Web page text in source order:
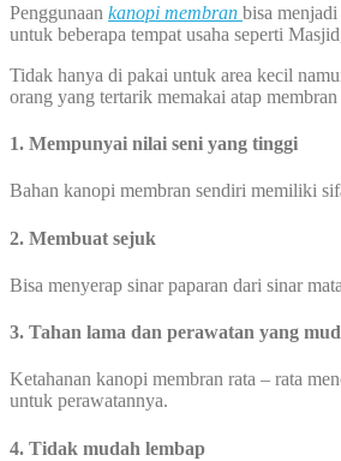
Penggunaan kanopi membran bisa
untuk beberapa tempat usaha seperti
Tidak hanya di pakai untuk area kecil
orang yang tertarik memakai atap
1. Mempunyai nilai seni yang tinggi
Bahan kanopi membran sendiri memiliki
2. Membuat sejuk
Bisa menyerap sinar paparan dari sinar
3. Tahan lama dan perawatan yang
Ketahanan kanopi membran rata – rata
untuk perawatannya.
4. Tidak mudah lembap